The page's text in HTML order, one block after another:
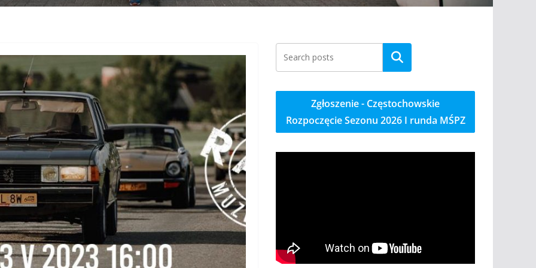
Szukaj
Zgłoszenie - Częstochowskie
Rozpoczęcie Sezonu 2026 I runda MŚPZ